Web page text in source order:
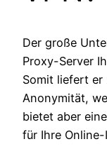
Der große
Proxy-Server
Somit liefert er
Anonymität,
bietet aber
für Ihre